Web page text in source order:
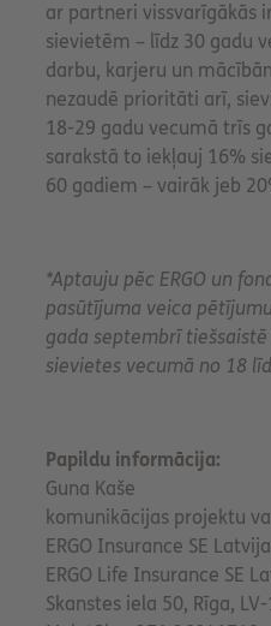
ar partneri vissvarīgākās
sievietēm – līdz 30 gadu
darbu, karjeru un
nezaudē prioritāti arī,
18-29 gadu vecumā trīs
sarakstā to iekļauj 16%
60 gadiem – vairāk jeb
*Aptauju pēc ERGO un
pasūtījuma veica
gada septembrī
sievietes vecumā no 18
Papildu informācija:
Guna Kaše
komunikācijas projektu
ERGO Insurance SE
ERGO Life Insurance SE
Skanstes iela 50, Rīga,